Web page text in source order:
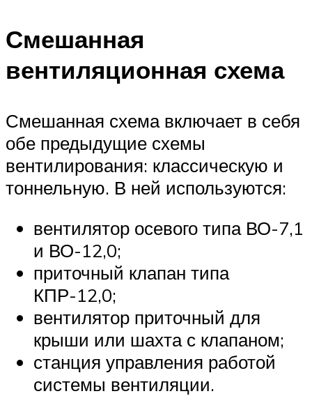
Смешанная
вентиляционная схема
Смешанная схема включает в себя
обе предыдущие схемы
вентилирования: классическую и
тоннельную. В ней используются:
вентилятор осевого типа ВО-7,1
и ВО-12,0;
приточный клапан типа
КПР-12,0;
вентилятор приточный для
крыши или шахта с клапаном;
станция управления работой
системы вентиляции.